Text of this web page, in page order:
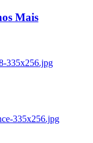
Mais
335x256.jpg
335x256.jpg